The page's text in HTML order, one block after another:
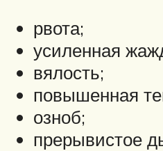
рвота;
усиленная
вялость;
повышенная
озноб;
прерывистое